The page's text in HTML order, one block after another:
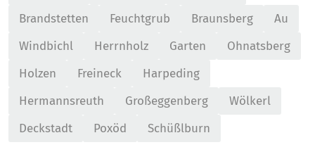
Brandstetten
Feuchtgrub Braunsberg
Au
Windbichl
Herrnholz Garten
Ohnatsberg
Holzen
Freineck
Harpeding
Hermannsreuth
Großeggenberg
Wölkerl
Deckstadt
Poxöd Schüßlburn